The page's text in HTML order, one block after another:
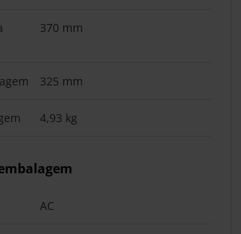
370 mm
325 mm
4,93 kg
AC